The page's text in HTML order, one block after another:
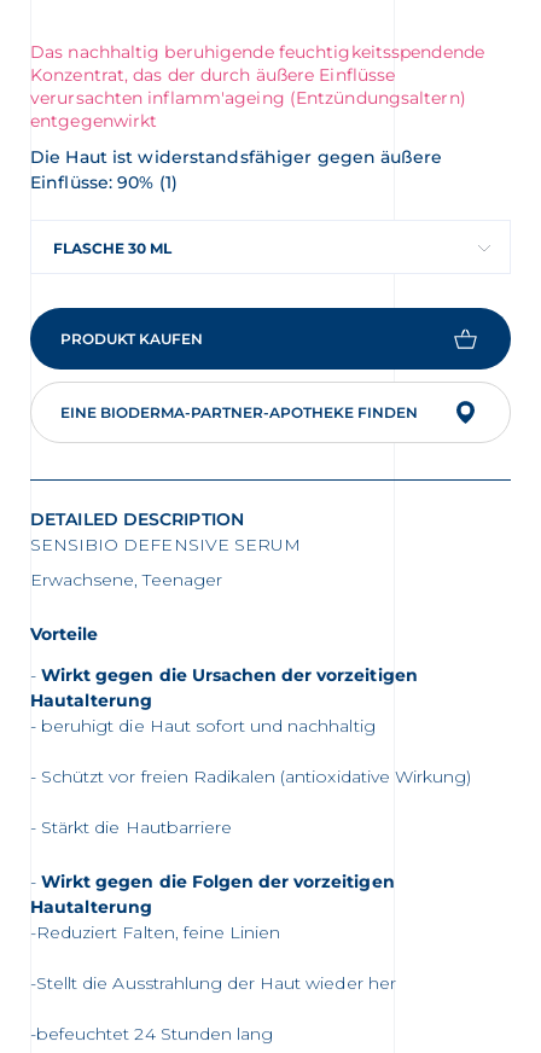
Das nachhaltig beruhigende feuchtigkeitsspendende
Konzentrat, das der durch äußere Einflüsse
verursachten inflamm'ageing (Entzündungsaltern)
entgegenwirkt
Die Haut ist widerstandsfähiger gegen äußere
Einflüsse: 90% (1)
FLASCHE 30 ML
PRODUKT KAUFEN
EINE BIODERMA-PARTNER-APOTHEKE FINDEN
DETAILED DESCRIPTION
SENSIBIO DEFENSIVE SERUM
Erwachsene, Teenager
Vorteile
Wirkt gegen die Ursachen der vorzeitigen
Hautalterung
- beruhigt die Haut sofort und nachhaltig
- Schützt vor freien Radikalen (antioxidative Wirkung)
- Stärkt die Hautbarriere
Wirkt gegen die Folgen der vorzeitigen
Hautalterung
-Reduziert Falten, feine Linien
-Stellt die Ausstrahlung der Haut wieder her
-befeuchtet 24 Stunden lang